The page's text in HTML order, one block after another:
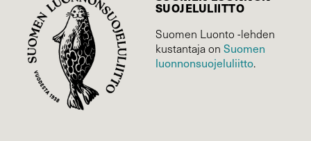
SUOJELU­LIITTO
Suomen Luonto -lehden
kustantaja on Suomen
luonnonsuojelu­liitto.